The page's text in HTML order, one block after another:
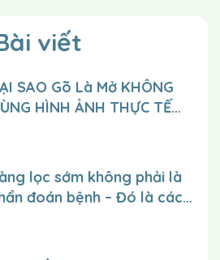
bằng cách giảm dần sự trợ
khi trẻ có thể kéo hộp rỗng
lượng vào hộp (chú ý đến
cơ thể của trẻ, đừng thêm
điều đó có thể làm hỏng bài
kẻ phải luôn rõ ràng để
phải kéo hộp đến đâu)
viết
SAO Gõ Là Mở KHÔNG
HÌNH ẢNH THỰC TẾ
giá trị đến nhiều người
lọc sớm không phải là
đoán bệnh – Đó là cách